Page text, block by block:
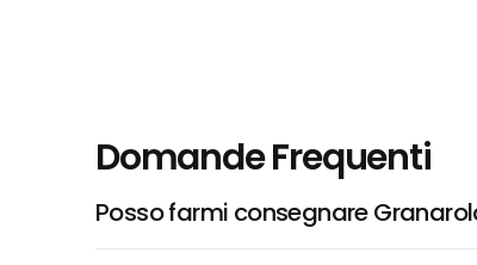
Domande Frequenti
Posso farmi consegnare